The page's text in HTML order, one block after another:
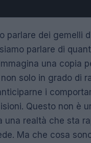
parlare dei gemelli
parlare di
una copia
solo in grado di
i
Questo non è
una realtà che sta
Ma che cosa